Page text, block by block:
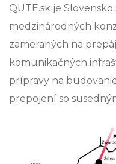
QUTE.sk je
medzinárodných
zameraných na
komunikačných
prípravy na
prepojení so